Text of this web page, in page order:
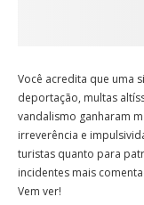
Você acredita que uma
deportação, multas
vandalismo ganharam
irreverência e
turistas quanto para
incidentes mais
Vem ver!